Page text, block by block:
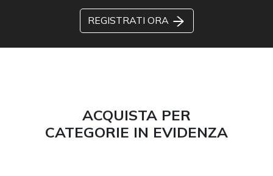
REGISTRATI ORA
ACQUISTA PER
CATEGORIE IN EVIDENZA